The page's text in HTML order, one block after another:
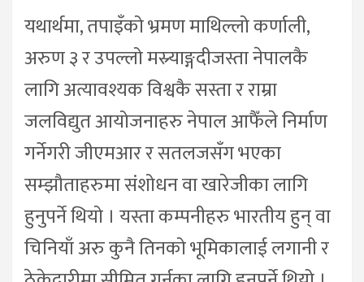
यथार्थमा, तपाइँको भ्रमण माथिल्लो कर्णाली,
अरुण ३ र उपल्लो मस्र्याङ्गदीजस्ता नेपालकै
लागि अत्यावश्यक विश्वकै सस्ता र राम्रा
जलविद्युत आयोजनाहरु नेपाल आफैँले निर्माण
गर्नेगरी जीएमआर र सतलजसँग भएका
सम्झौताहरुमा संशोधन वा खारेजीका लागि
हुनुपर्ने थियो । यस्ता कम्पनीहरु भारतीय हुन् वा
चिनियाँ अरु कुनै तिनको भूमिकालाई लगानी र